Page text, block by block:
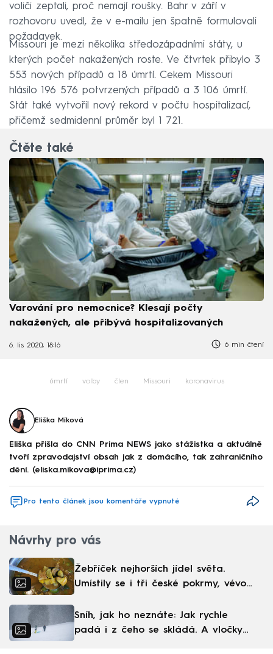
voliči zeptali, proč nemají roušky. Bahr v září v
rozhovoru uvedl, že v e-mailu jen špatně formulovali
požadavek.
Missouri je mezi několika středozápadními státy, u
kterých počet nakažených roste. Ve čtvrtek přibylo 3
553 nových případů a 18 úmrtí. Cekem Missouri
hlásilo 196 576 potvrzených případů a 3 106 úmrtí.
Stát také vytvořil nový rekord v počtu hospitalizací,
přičemž sedmidenní průměr byl 1 721.
Čtěte také
Varování pro nemocnice? Klesají počty
nakažených, ale přibývá hospitalizovaných
6. lis 2020, 18:16 6 min čtení
úmrtí volby člen Missouri koronavirus
Eliška Míková
Eliška přišla do CNN Prima NEWS jako stážistka a aktuálně
tvoří zpravodajství obsah jak z domácího, tak zahraničního
dění. (eliska.mikova@iprima.cz)
Pro tento článek jsou komentáře vypnuté
Návrhy pro vás
Žebříček nejhorších jídel světa.
Umístily se i tři české pokrmy, vévodí
Sníh, jak ho neznáte: Jak rychle
padá i z čeho se skládá. A vločky